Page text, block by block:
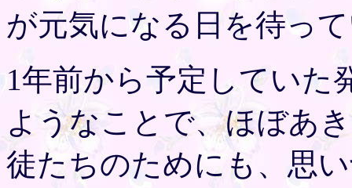
が元気になる日を待っ
1年前から予定していた
ようなことで、ほぼあ
徒たちのためにも、思